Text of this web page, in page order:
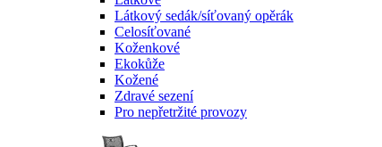
Látkový sedák/síťovaný opěrák
Celosíťované
Koženkové
Ekokůže
Kožené
Zdravé sezení
Pro nepřetržité provozy